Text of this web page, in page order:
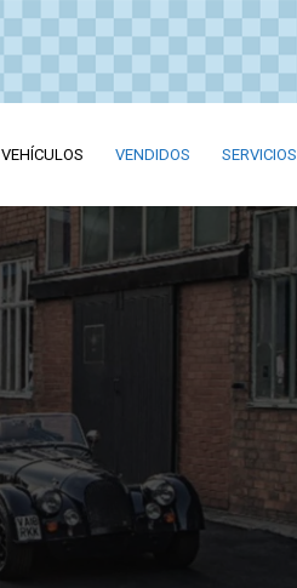
VEHÍCULOS VENDIDOS SERVICIOS